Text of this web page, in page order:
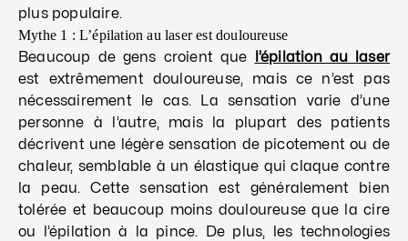
plus populaire.
Mythe 1 : L’épilation au laser est douloureuse
Beaucoup de gens croient que
l’épilation au laser
est extrêmement douloureuse, mais ce n’est pas
nécessairement le cas. La sensation varie d’une
personne à l’autre, mais la plupart des patients
décrivent une légère sensation de picotement ou de
chaleur, semblable à un élastique qui claque contre
la peau. Cette sensation est généralement bien
tolérée et beaucoup moins douloureuse que la cire
ou l’épilation à la pince. De plus, les technologies